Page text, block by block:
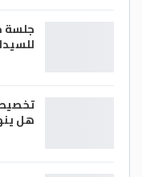
جلسة
هل